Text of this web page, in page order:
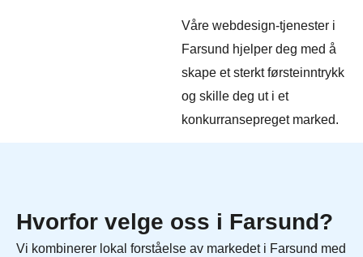
Våre webdesign-tjenester i
Farsund hjelper deg med å
skape et sterkt førsteinntrykk
og skille deg ut i et
konkurransepreget marked.
Hvorfor velge oss i Farsund?
Vi kombinerer lokal forståelse av markedet i Farsund med